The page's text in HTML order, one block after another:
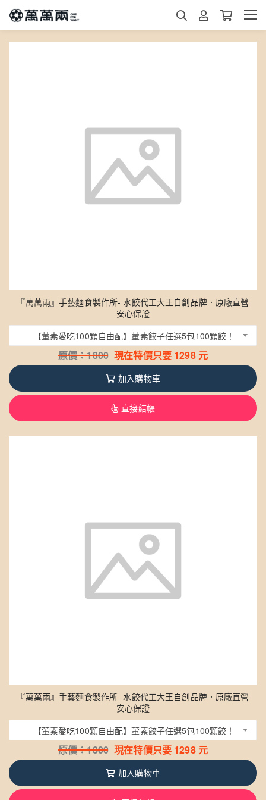
『萬萬兩』手藝麵食製作所- 水餃代工大王自創品牌．原廠直營
安心保證
【葷素愛吃100顆自由配】葷素餃子任選5包100顆餃！
原價：1800 現在特價只要 1298元
加入購物車
直接結帳
『萬萬兩』手藝麵食製作所- 水餃代工大王自創品牌．原廠直營
安心保證
【葷素愛吃100顆自由配】葷素餃子任選5包100顆餃！
原價：1800 現在特價只要 1298元
加入購物車